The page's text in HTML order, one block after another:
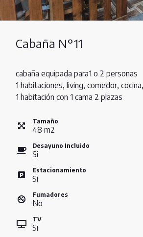
Cabaña N°11
cabaña equipada para1 o 2 personas
1 habitaciones, living, comedor,
1 habitación con 1 cama 2 plazas
Tamaño
48 m2
Desayuno Incluido
Si
Estacionamiento
Si
Fumadores
No
TV
Si